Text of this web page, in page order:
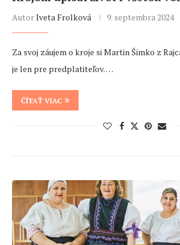
AutorIveta Frolková 9. septembra 2024
Za svoj záujem o kroje si Martin Šimko z
je len pre predplatiteľov. …
ČÍTAŤ VIAC